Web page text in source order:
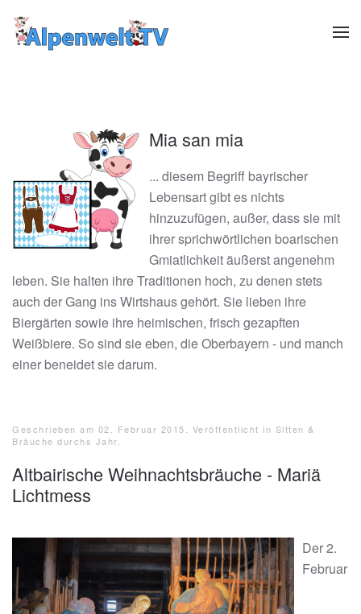
Zum Hauptinhalt springen
Mia san mia
... diesem Begriff bayrischer
Lebensart gibt es nichts
hinzuzufügen, außer, dass sie mit
ihrer sprichwörtlichen boarischen
Gmiatlichkeit äußerst angenehm
leben. Sie halten ihre Traditionen hoch, zu denen stets
auch der Gang ins Wirtshaus gehört. Sie lieben ihre
Biergärten sowie ihre heimischen, frisch gezapften
Weißbiere. So sind sie eben, die Oberbayern - und manch
einer beneidet sie darum.
Geschrieben am 02. Februar 2015 . Veröffentlicht in Sitten &
Bräuche durchs Jahr
Altbairische Weihnachtsbräuche - Mariä
Lichtmess
Der 2.
Februar